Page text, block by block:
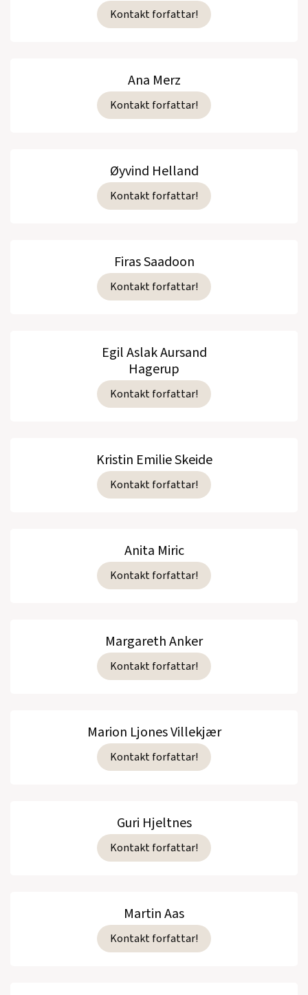
Kontakt forfattar!
Ana Merz
Kontakt forfattar!
Øyvind Helland
Kontakt forfattar!
Firas Saadoon
Kontakt forfattar!
Egil Aslak Aursand
Hagerup
Kontakt forfattar!
Kristin Emilie Skeide
Kontakt forfattar!
Anita Miric
Kontakt forfattar!
Margareth Anker
Kontakt forfattar!
Marion Ljones Villekjær
Kontakt forfattar!
Guri Hjeltnes
Kontakt forfattar!
Martin Aas
Kontakt forfattar!